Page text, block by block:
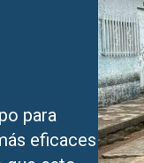
para
eficaces